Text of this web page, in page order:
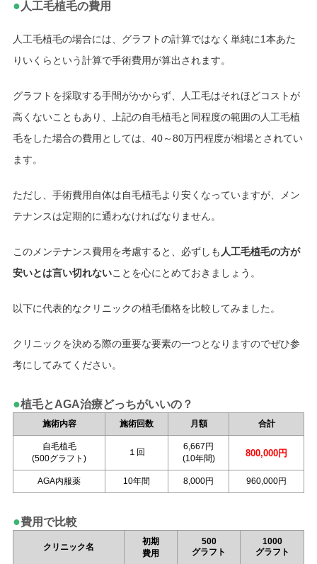
● 人工毛植毛の費用
人工毛植毛の場合には、グラフトの計算ではなく単純に1本あた
りいくらという計算で手術費用が算出されます。
グラフトを採取する手間がかからず、人工毛はそれほどコストが
高くないこともあり、上記の自毛植毛と同程度の範囲の人工毛植
毛をした場合の費用としては、40～80万円程度が相場とされてい
ます。
ただし、手術費用自体は自毛植毛より安くなっていますが、メン
テナンスは定期的に通わなければなりません。
このメンテナンス費用を考慮すると、必ずしも 人工毛植毛の方が
安いとは言い切れないことを心にとめておきましょう。
以下に代表的なクリニックの植毛価格を比較してみました。
クリニックを決める際の重要な要素の一つとなりますのでぜひ参
考にしてみてください。
●植毛とAGA治療どっちがいいの？
施術内容 施術回数 月額 合計
自毛植毛
(500グラフト)
１回
6,667円
(10年間)
800,000円
AGA内服薬 10年間 8,000円 960,000円
●費用で比較
クリニック名
初期
費用
500
グラフト
1000
グラフト